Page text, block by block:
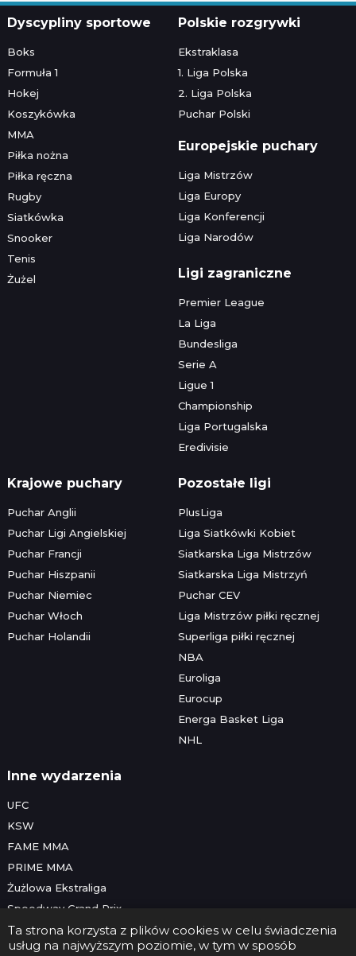
Ta strona korzysta z plików cookies w celu świadczenia
usług na najwyższym poziomie, w tym w sposób
Dyscypliny sportowe
Boks
Formuła 1
Hokej
Koszykówka
MMA
Piłka nożna
Piłka ręczna
Rugby
Siatkówka
Snooker
Tenis
Żużel
Polskie rozgrywki
Ekstraklasa
1. Liga Polska
2. Liga Polska
Puchar Polski
Europejskie puchary
Liga Mistrzów
Liga Europy
Liga Konferencji
Liga Narodów
Ligi zagraniczne
Premier League
La Liga
Bundesliga
Serie A
Ligue 1
Championship
Liga Portugalska
Eredivisie
Krajowe puchary
Puchar Anglii
Puchar Ligi Angielskiej
Puchar Francji
Puchar Hiszpanii
Puchar Niemiec
Puchar Włoch
Puchar Holandii
Pozostałe ligi
PlusLiga
Liga Siatkówki Kobiet
Siatkarska Liga Mistrzów
Siatkarska Liga Mistrzyń
Puchar CEV
Liga Mistrzów piłki ręcznej
Superliga piłki ręcznej
NBA
Euroliga
Eurocup
Energa Basket Liga
NHL
Inne wydarzenia
UFC
KSW
FAME MMA
PRIME MMA
Żużlowa Ekstraliga
Speedway Grand Prix
Skoki narciarskie